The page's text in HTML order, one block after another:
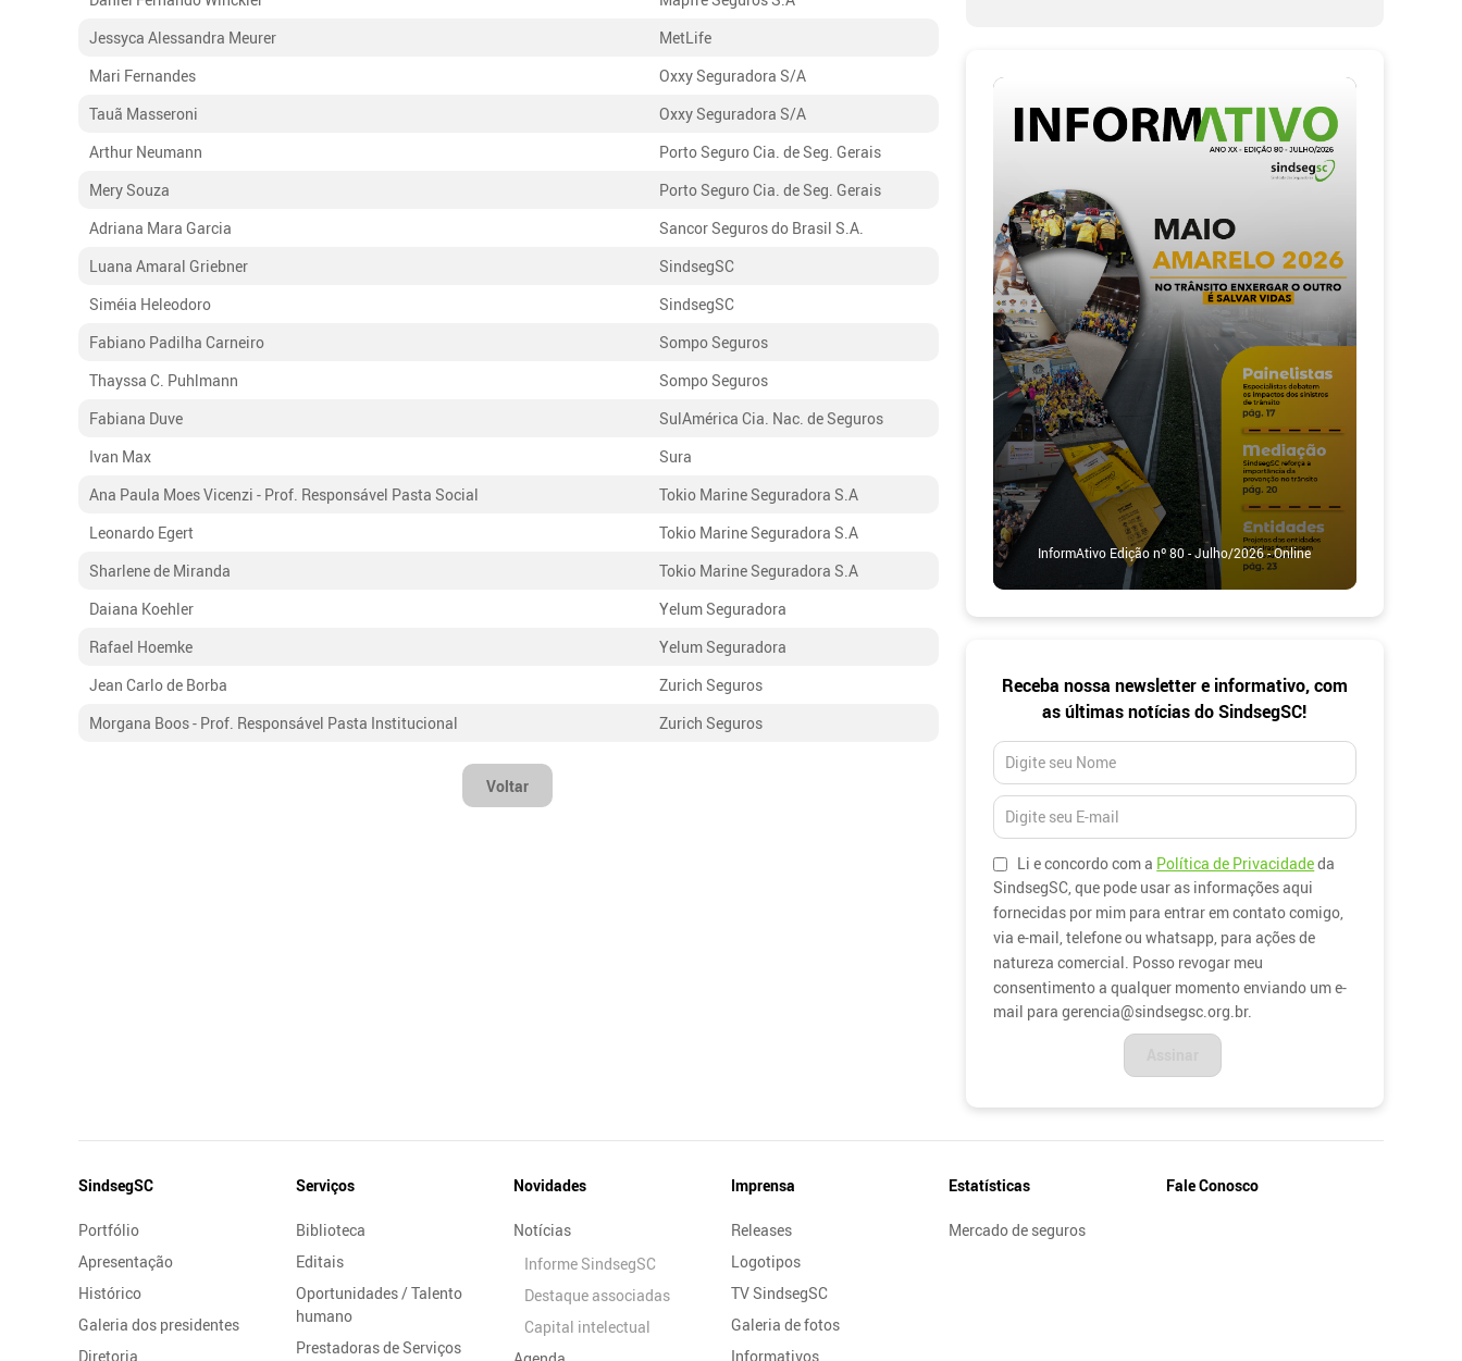
Jessyca Alessandra Meurer
MetLife
Mari Fernandes
Oxxy Seguradora S/A
Tauã Masseroni
Oxxy Seguradora S/A
Arthur Neumann
Porto Seguro Cia. de Seg. Gerais
Mery Souza
Porto Seguro Cia. de Seg. Gerais
Adriana Mara Garcia
Sancor Seguros do Brasil S.A.
Luana Amaral Griebner
SindsegSC
Siméia Heleodoro
SindsegSC
Fabiano Padilha Carneiro
Sompo Seguros
Thayssa C. Puhlmann
Sompo Seguros
Fabiana Duve
SulAmérica Cia. Nac. de Seguros
Ivan Max
Sura
Ana Paula Moes Vicenzi - Prof. Responsável Pasta Social
Tokio Marine Seguradora S.A
Leonardo Egert
Tokio Marine Seguradora S.A
Sharlene de Miranda
Tokio Marine Seguradora S.A
Daiana Koehler
Yelum Seguradora
Rafael Hoemke
Yelum Seguradora
Jean Carlo de Borba
Zurich Seguros
Morgana Boos - Prof. Responsável Pasta Institucional
Zurich Seguros
Voltar
InformAtivo Edição nº 80 - Julho/2026 - Online
Newsletter
Receba nossa newsletter e informativo, com
as últimas notícias do SindsegSC!
Li e concordo com a Política de Privacidadeda
SindsegSC, que pode usar as informações aqui
fornecidas por mim para entrar em contato comigo,
via e-mail, telefone ou whatsapp, para ações de
natureza comercial. Posso revogar meu
consentimento a qualquer momento enviando um e-
mail para gerencia@sindsegsc.org.br.
Mapa
Site
SindsegSC
Portfólio
Apresentação
Histórico
Galeria dos presidentes
Diretoria
Serviços
Biblioteca
Editais
Oportunidades / Talento
humano
Prestadoras de Serviços
Novidades
Notícias
Informe SindsegSC
Destaque associadas
Capital intelectual
Imprensa
Releases
Logotipos
TV SindsegSC
Galeria de fotos
Informativos
Estatísticas
Mercado de seguros
Fale Conosco